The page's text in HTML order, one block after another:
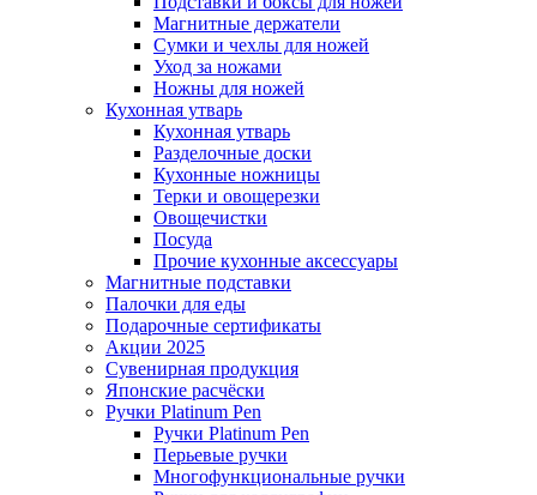
Магнитные держатели
Сумки и чехлы для ножей
Уход за ножами
Ножны для ножей
Кухонная утварь
Кухонная утварь
Разделочные доски
Кухонные ножницы
Терки и овощерезки
Овощечистки
Посуда
Прочие кухонные аксессуары
Магнитные подставки
Палочки для еды
Подарочные сертификаты
Акции 2025
Сувенирная продукция
Японские расчёски
Ручки Platinum Pen
Ручки Platinum Pen
Перьевые ручки
Многофункциональные ручки